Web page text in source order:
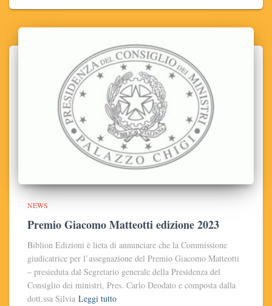
NEWS
Premio Giacomo Matteotti edizione 2023
Biblion Edizioni è lieta di annunciare che la Commissione
giudicatrice per l’assegnazione del Premio Giacomo Matteotti
– presieduta dal Segretario generale della Presidenza del
Consiglio dei ministri, Pres. Carlo Deodato e composta dalla
dott.ssa Silvia Leggi tutto